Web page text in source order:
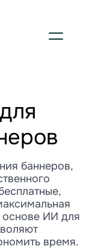
баннеров,
ИИ для
время.